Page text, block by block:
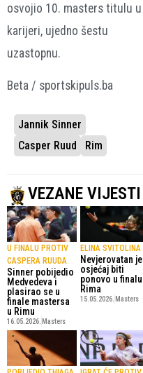
osvojio 10. masters titulu u
karijeri, ujedno šestu
uzastopnu.
Beta / sportskipuls.ba
Jannik Sinner
Casper Ruud
Rim
VEZANE VIJESTI
U FINALU PROTIV
CASPERA RUUDA
Sinner pobijedio
Medvedeva i
plasirao se u
finale mastersa
u Rimu
16.05.2026. Masters
ELINA SVITOLINA
Nevjerovatan je
osjećaj biti
ponovo u finalu
Rima
15.05.2026. Masters